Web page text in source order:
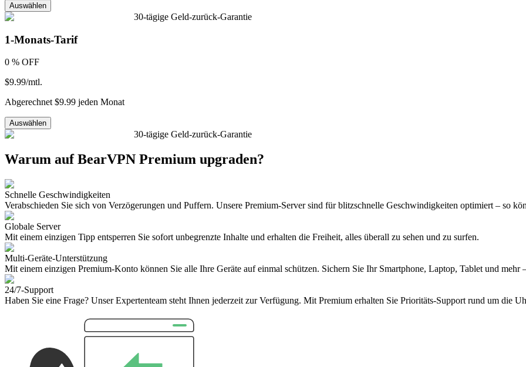
Auswählen
30-tägige Geld-zurück-Garantie
1-Monats-Tarif
0 % OFF
$9.99/mtl.
Abgerechnet $9.99 jeden Monat
Auswählen
30-tägige Geld-zurück-Garantie
Warum auf BearVPN Premium upgraden?
Schnelle Geschwindigkeiten
Verabschieden Sie sich von Verzögerungen und Puffern. Unsere Premium-Server sind für blitzschnelle Geschwindigkeiten optimiert – so
Globale Server
Mit einem einzigen Tipp entsperren Sie sofort unbegrenzte Inhalte und erhalten die Freiheit, alles überall zu sehen und zu surfen.
Multi-Geräte-Unterstützung
Mit einem einzigen Premium-Konto können Sie alle Ihre Geräte auf einmal schützen. Sichern Sie Ihr Smartphone, Laptop, Tablet und mehr
24/7-Support
Haben Sie eine Frage? Unser Expertenteam steht Ihnen jederzeit zur Verfügung. Mit Premium erhalten Sie Prioritäts-Support rund um die